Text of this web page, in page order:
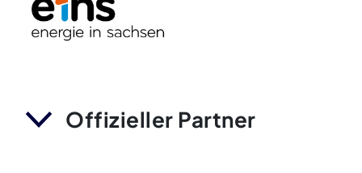
Offizieller Partner